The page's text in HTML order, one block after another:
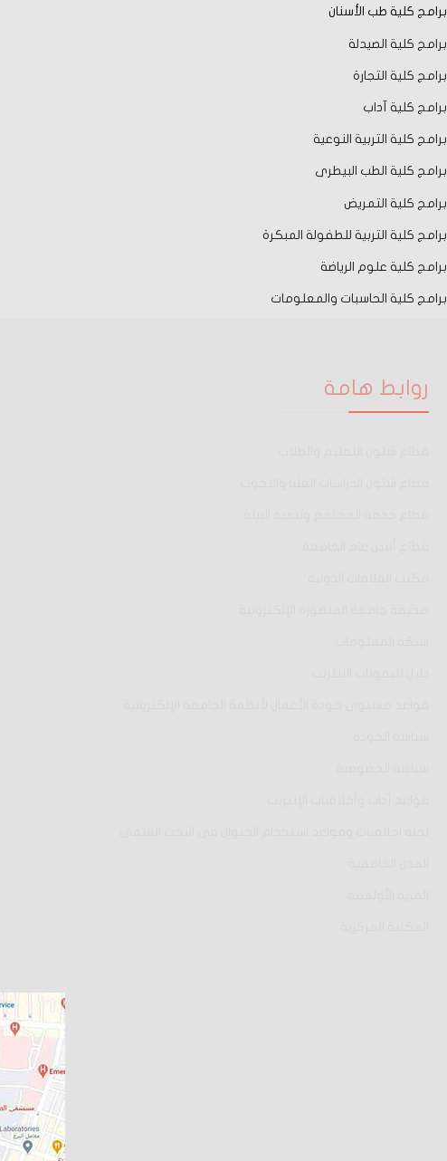
برامج كلية طب الأسنان
برامج كلية الصيدلة
برامج كلية التجارة
برامج كلية آداب
برامج كلية التربية النوعية
برامج كلية الطب البيطرى
برامج كلية التمريض
برامج كلية التربية للطفولة المبكرة
برامج كلية علوم الرياضة
برامج كلية الحاسبات والمعلومات
روابط هامة